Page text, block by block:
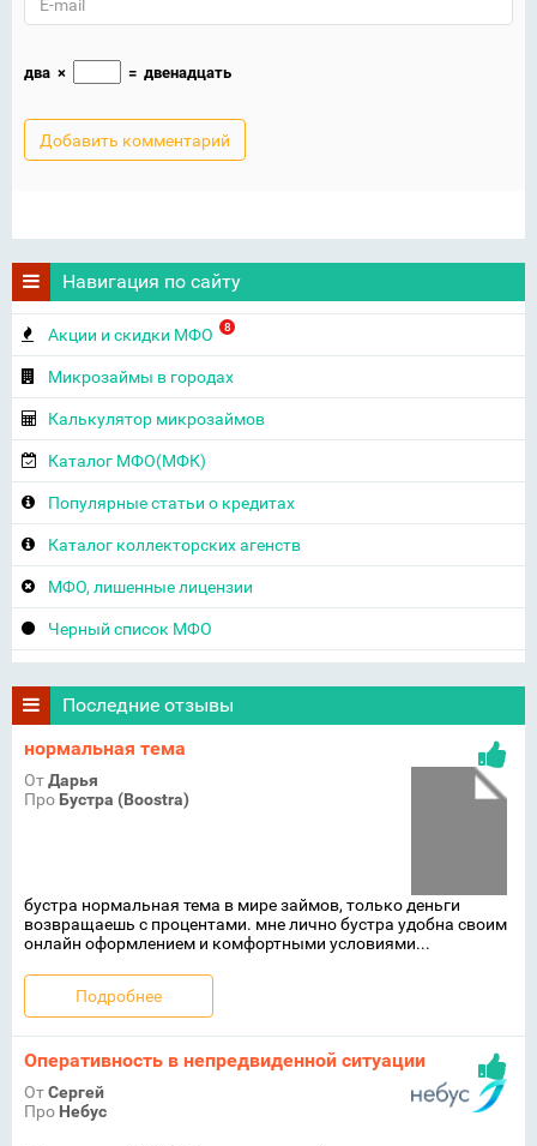
два × = двенадцать
Навигация по сайту
Акции и скидки МФО 8
Микрозаймы в городах
Калькулятор микрозаймов
Каталог МФО(МФК)
Популярные статьи о кредитах
Каталог коллекторских агенств
МФО, лишенные лицензии
Черный список МФО
Последние отзывы
нормальная тема
ОтДарья
Про Бустра (Boostra)
бустра нормальная тема в мире займов, только деньги
возвращаешь с процентами. мне лично бустра удобна своим
онлайн оформлением и комфортными условиями...
Подробнее
Оперативность в непредвиденной ситуации
ОтСергей
Про Небус